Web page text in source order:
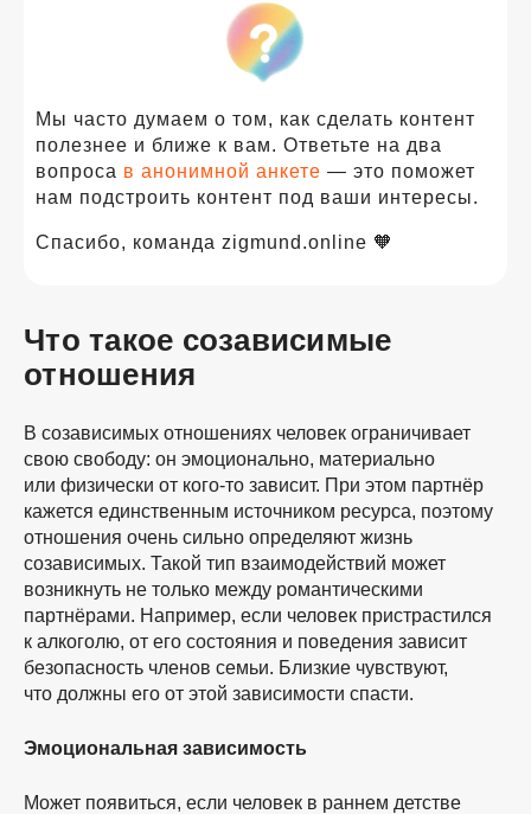
Мы часто думаем о том, как сделать контент
полезнее и ближе к вам. Ответьте на два
вопроса в анонимной анкете — это поможет
нам подстроить контент под ваши интересы.
Спасибо, команда zigmund.online 🧡
Что такое созависимые
отношения
В созависимых отношениях человек ограничивает
свою свободу: он эмоционально, материально
или физически от кого-то зависит. При этом партнёр
кажется единственным источником ресурса, поэтому
отношения очень сильно определяют жизнь
созависимых. Такой тип взаимодействий может
возникнуть не только между романтическими
партнёрами. Например, если человек пристрастился
к алкоголю, от его состояния и поведения зависит
безопасность членов семьи. Близкие чувствуют,
что должны его от этой зависимости спасти.
Эмоциональная зависимость
Может появиться, если человек в раннем детстве